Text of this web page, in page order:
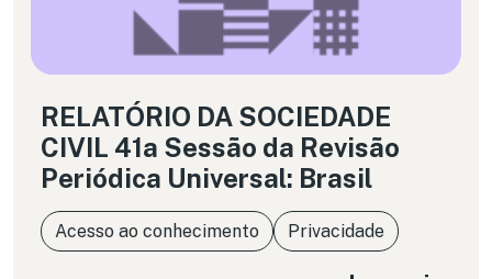
RELATÓRIO DA SOCIEDADE
CIVIL 41a Sessão da Revisão
Periódica Universal: Brasil
Acesso ao conhecimento Privacidade